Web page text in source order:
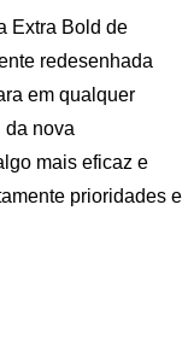
Extra Bold de
redesenhada
em qualquer
da nova
mais eficaz e
prioridades e